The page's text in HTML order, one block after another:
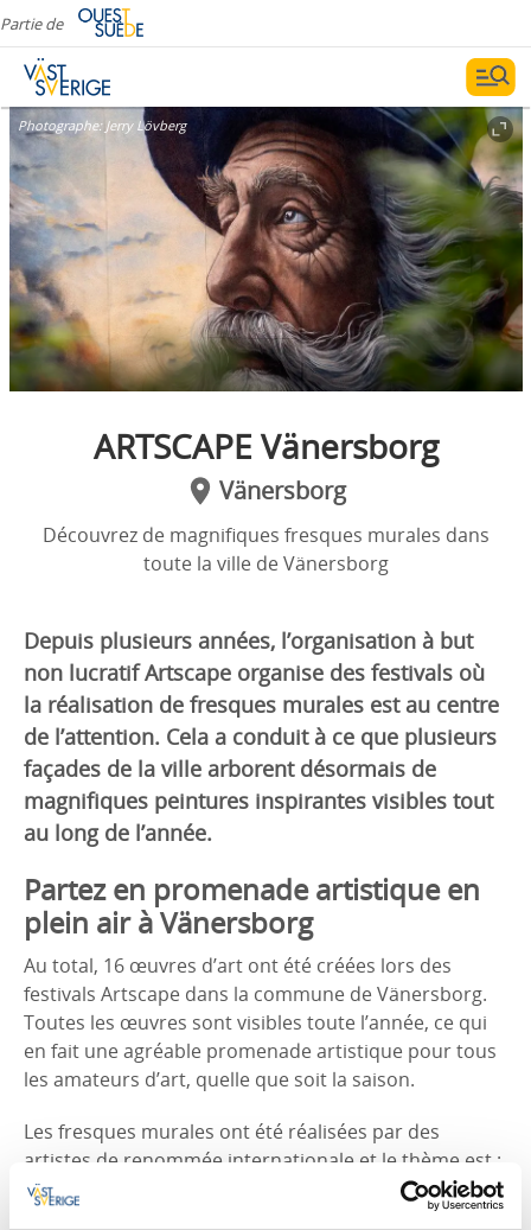
Partie de
Photographe: Jerry Lövberg
ARTSCAPE Vänersborg
Vänersborg
Découvrez de magnifiques fresques murales dans
toute la ville de Vänersborg
Depuis plusieurs années, l’organisation à but
non lucratif Artscape organise des festivals où
la réalisation de fresques murales est au centre
de l’attention. Cela a conduit à ce que plusieurs
façades de la ville arborent désormais de
magnifiques peintures inspirantes visibles tout
au long de l’année.
Partez en promenade artistique en
plein air à Vänersborg
Au total, 16 œuvres d’art ont été créées lors des
festivals Artscape dans la commune de Vänersborg.
Toutes les œuvres sont visibles toute l’année, ce qui
en fait une agréable promenade artistique pour tous
les amateurs d’art, quelle que soit la saison.
Les fresques murales ont été réalisées par des
artistes de renommée internationale et le thème est :
« L’histoire de l’art rencontre le street art à